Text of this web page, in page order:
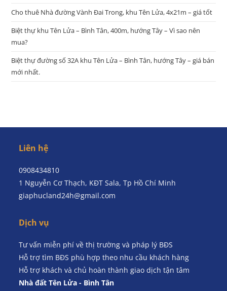
Cho thuê Nhà đường Vành Đai Trong, khu Tên Lửa, 4x21m – giá tốt
Biệt thự khu Tên Lửa – Bình Tân, 400m, hướng Tây – Vì sao nên
mua?
Biệt thự đường số 32A khu Tên Lửa – Bình Tân, hướng Tây – giá bán
mới nhất.
Liên hệ
0908434810
1 Nguyễn Cơ Thạch, KĐT Sala, Tp Hồ Chí Minh
giaphucland24h@gmail.com
Dịch vụ
Tư vấn miễn phí về thị trường và pháp lý BĐS
Hỗ trợ tìm BĐS phù hợp theo nhu cầu khách hàng
Hỗ trợ khách và chủ hoàn thành giao dịch tận tâm
Nhà đất Tên Lửa - Bình Tân